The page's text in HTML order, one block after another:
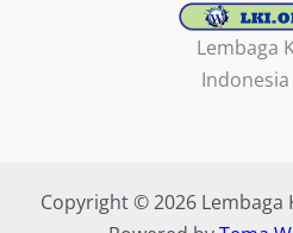
Lembaga
Indonesia
Copyright © 2026 Lembaga